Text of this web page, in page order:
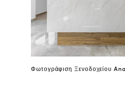
Φωτογράφιση Ξενοδοχείου